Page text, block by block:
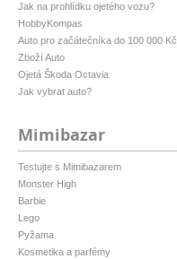
Jak na prohlídku ojetého vozu?
HobbyKompas
Auto pro začátečníka do 100 000 Kč
Zboží Auto
Ojetá Škoda Octavia
Jak vybrat auto?
Mimibazar
Testujte s Mimibazarem
Monster High
Barbie
Lego
Pyžama
Kosmetika a parfémy